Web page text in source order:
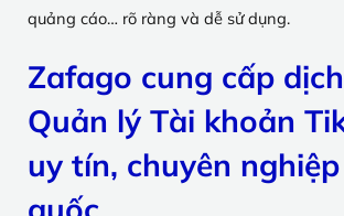
quảng cáo… rõ ràng và dễ sử dụng.
Zafago cung cấp
Quản lý Tài khoản
uy tín, chuyên